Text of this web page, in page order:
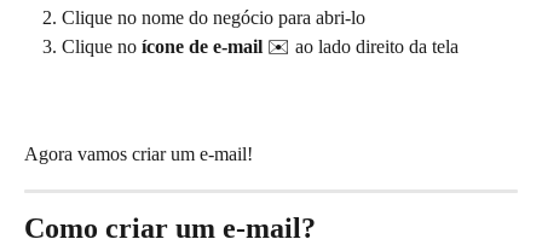
Clique no nome do negócio para abri-lo
Clique no ícone de e-mail ✉️ ao lado direito da tela
Agora vamos criar um e-mail!
Como criar um e-mail?